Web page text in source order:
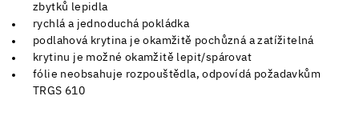
zbytků lepidla
rychlá a jednoduchá pokládka
podlahová krytina je okamžitě pochůzná a zatížitelná
krytinu je možné okamžitě lepit/spárovat
fólie neobsahuje rozpouštědla, odpovídá požadavkům
TRGS 610